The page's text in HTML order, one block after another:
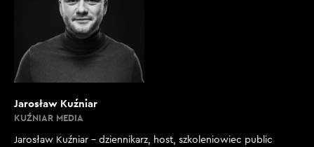
Jarosław Kuźniar
KUŹNIAR MEDIA
Jarosław Kuźniar – dziennikarz, host, szkoleniowiec public